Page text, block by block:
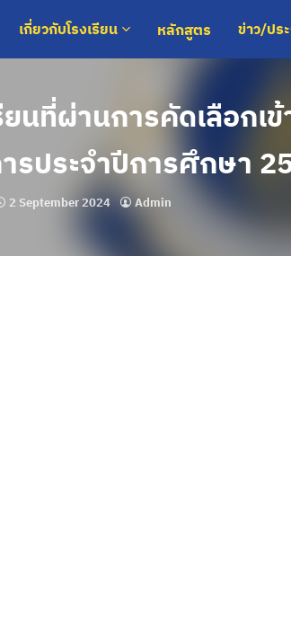
เกี่ยวกับโรงเรียน หลักสูตร ข่าว/ปร
นที่ผ่านการคัดเลือกเข้
รประจำปีการศึกษา
2 September 2024 Admin